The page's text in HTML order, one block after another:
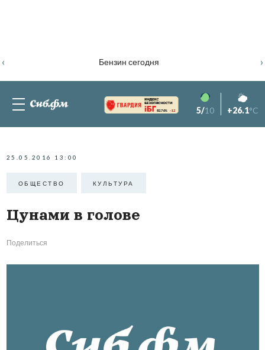
Бензин сегодня
‹ ›
82.76% -1.2 5/10 +26.1°C
25.05.2016 13:00
ОБЩЕСТВО КУЛЬТУРА
Цунами в голове
Поделиться